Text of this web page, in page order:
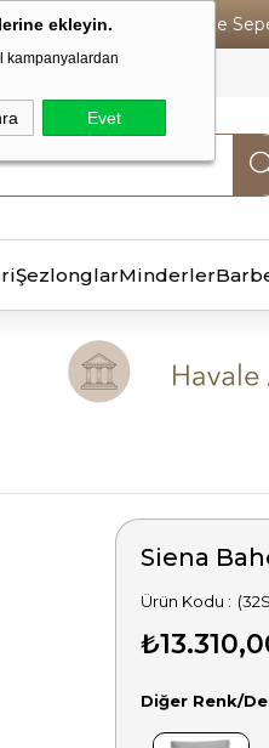
ekleyin.
kampanyalardan
Evet
Havale Ödemelerde
ŞezlonglarMinderler
Siena
Diğer Renk/